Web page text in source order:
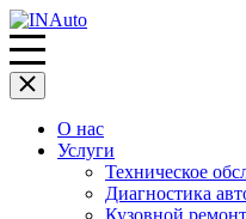
О нас
Услуги
Техническое
Диагностика
Кузовной ремонт